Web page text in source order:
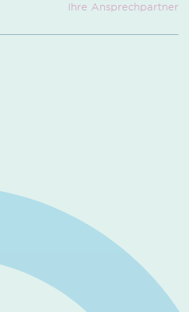
Ihre Ansprech­partner